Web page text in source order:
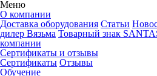
Меню
О компании
Доставка оборудования Статьи
дилер Вязьма Товарный знак
компании
Сертификаты и отзывы
Сертификаты Отзывы
Обучение